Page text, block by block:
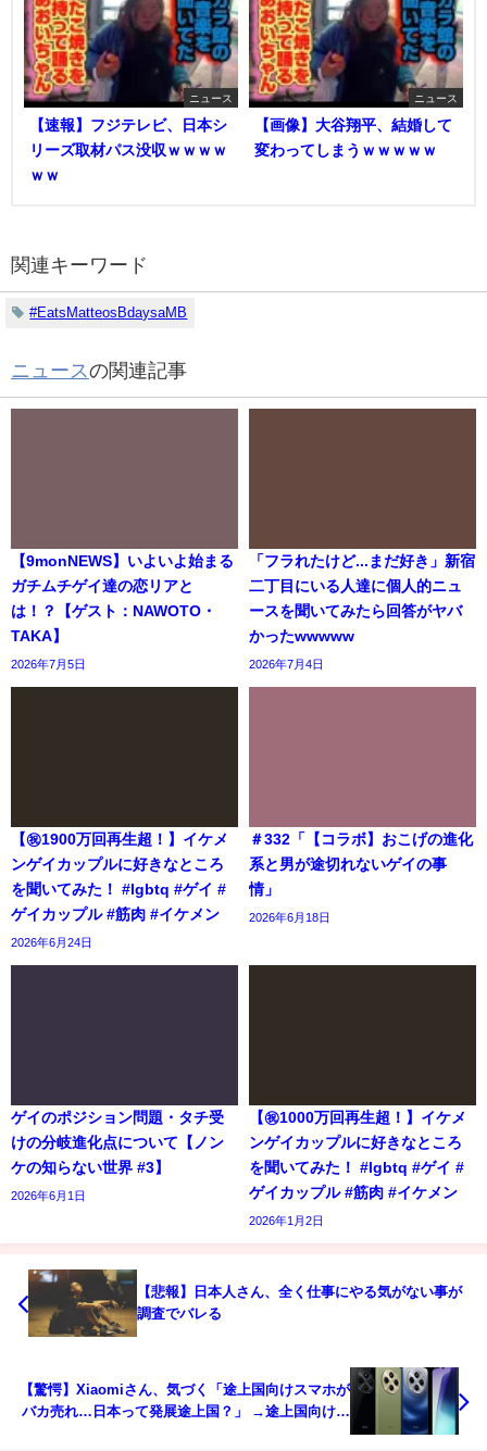
ニュース
【速報】フジテレビ、日本シ
リーズ取材パス没収ｗｗｗｗ
ｗｗ
ニュース
【画像】大谷翔平、結婚して
変わってしまうｗｗｗｗｗ
関連キーワード
#EatsMatteosBdaysaMB
ニュースの関連記事
【9monNEWS】いよいよ始まる
ガチムチゲイ達の恋リアと
は！？【ゲスト：NAWOTO・
TAKA】
2026年7月5日
「フラれたけど...まだ好き」新宿
二丁目にいる人達に個人的ニュ
ースを聞いてみたら回答がヤバ
かったwwwww
2026年7月4日
【㊗️1900万回再生超！】イケメ
ンゲイカップルに好きなところ
を聞いてみた！ #lgbtq #ゲイ #
ゲイカップル #筋肉 #イケメン
2026年6月24日
＃332「【コラボ】おこげの進化
系と男が途切れないゲイの事
情」
2026年6月18日
ゲイのポジション問題・タチ受
けの分岐進化点について【ノン
ケの知らない世界 #3】
2026年6月1日
【㊗️1000万回再生超！】イケメ
ンゲイカップルに好きなところ
を聞いてみた！ #lgbtq #ゲイ #
ゲイカップル #筋肉 #イケメン
2026年1月2日
【悲報】日本人さん、全く仕事にやる気がない事が
調査でバレる
【驚愕】Xiaomiさん、気づく「途上国向けスマホが
バカ売れ…日本って発展途上国？」 →途上国向け新